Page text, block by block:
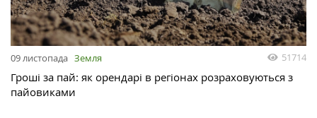
09 листопада Земля 51714
Гроші за пай: як орендарі в регіонах розраховуються з
пайовиками